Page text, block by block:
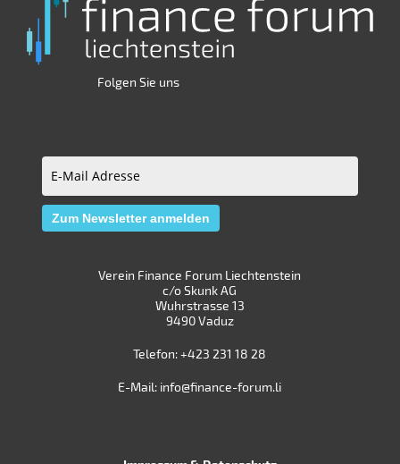
Folgen Sie uns
E-
Mail
Adresse(erforderlich)
Zum Newsletter anmelden
Verein Finance Forum Liechtenstein
c/o Skunk AG
Wuhrstrasse 13
9490 Vaduz
Telefon:+423 231 18 28
E-Mail: info@finance-forum.li